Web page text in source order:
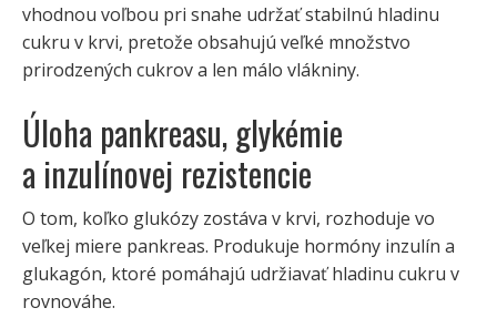
vhodnou voľbou pri snahe udržať stabilnú hladinu
cukru v krvi, pretože obsahujú veľké množstvo
prirodzených cukrov a len málo vlákniny.
Úloha pankreasu, glykémie
a inzulínovej rezistencie
O tom, koľko glukózy zostáva v krvi, rozhoduje vo
veľkej miere pankreas. Produkuje hormóny inzulín a
glukagón, ktoré pomáhajú udržiavať hladinu cukru v
rovnováhe.